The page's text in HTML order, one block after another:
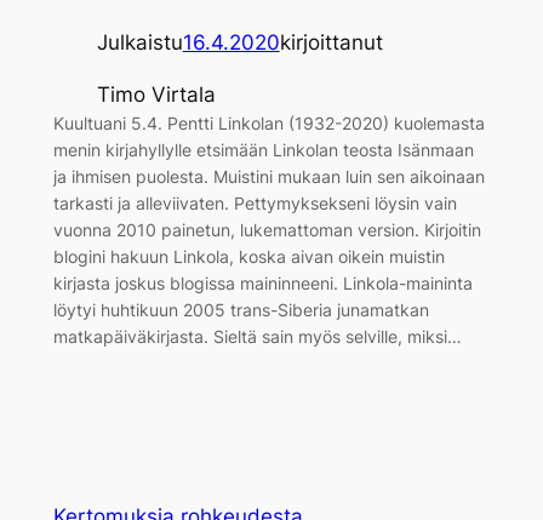
Julkaistu16.4.2020kirjoittanut
Timo Virtala
Kuultuani 5.4. Pentti Linkolan (1932-2020) kuolemasta
menin kirjahyllylle etsimään Linkolan teosta Isänmaan
ja ihmisen puolesta. Muistini mukaan luin sen aikoinaan
tarkasti ja alleviivaten. Pettymyksekseni löysin vain
vuonna 2010 painetun, lukemattoman version. Kirjoitin
blogini hakuun Linkola, koska aivan oikein muistin
kirjasta joskus blogissa maininneeni. Linkola-maininta
löytyi huhtikuun 2005 trans-Siberia junamatkan
matkapäiväkirjasta. Sieltä sain myös selville, miksi…